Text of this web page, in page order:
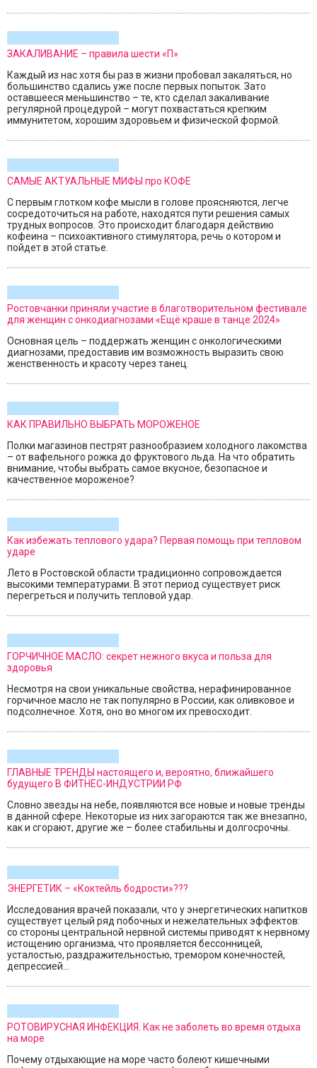
ЗАКАЛИВАНИЕ – правила шести «П»
Каждый из нас хотя бы раз в жизни пробовал закаляться, но
большинство сдались уже после первых попыток. Зато
оставшееся меньшинство – те, кто сделал закаливание
регулярной процедурой – могут похвастаться крепким
иммунитетом, хорошим здоровьем и физической формой.
САМЫЕ АКТУАЛЬНЫЕ МИФЫ про КОФЕ
С первым глотком кофе мысли в голове проясняются, легче
сосредоточиться на работе, находятся пути решения самых
трудных вопросов. Это происходит благодаря действию
кофеина – психоактивного стимулятора, речь о котором и
пойдет в этой статье.
Ростовчанки приняли участие в благотворительном фестивале
для женщин с онкодиагнозами «Ещё краше в танце 2024»
Основная цель – поддержать женщин с онкологическими
диагнозами, предоставив им возможность выразить свою
женственность и красоту через танец.
КАК ПРАВИЛЬНО ВЫБРАТЬ МОРОЖЕНОЕ
Полки магазинов пестрят разнообразием холодного лакомства
– от вафельного рожка до фруктового льда. На что обратить
внимание, чтобы выбрать самое вкусное, безопасное и
качественное мороженое?
Как избежать теплового удара? Первая помощь при тепловом
ударе
Лето в Ростовской области традиционно сопровождается
высокими температурами. В этот период существует риск
перегреться и получить тепловой удар.
ГОРЧИЧНОЕ МАСЛО: секрет нежного вкуса и польза для
здоровья
Несмотря на свои уникальные свойства, нерафинированное
горчичное масло не так популярно в России, как оливковое и
подсолнечное. Хотя, оно во многом их превосходит.
ГЛАВНЫЕ ТРЕНДЫ настоящего и, вероятно, ближайшего
будущего В ФИТНЕС-ИНДУСТРИИ РФ
Словно звезды на небе, появляются все новые и новые тренды
в данной сфере. Некоторые из них загораются так же внезапно,
как и сгорают, другие же – более стабильны и долгосрочны.
ЭНЕРГЕТИК – «Коктейль бодрости»???
Исследования врачей показали, что у энергетических напитков
существует целый ряд побочных и нежелательных эффектов:
cо стороны центральной нервной системы приводят к нервному
истощению организма, что проявляется бессонницей,
усталостью, раздражительностью, тремором конечностей,
депрессией...
РОТОВИРУСНАЯ ИНФЕКЦИЯ. Как не заболеть во время отдыха
на море
Почему отдыхающие на море часто болеют кишечными